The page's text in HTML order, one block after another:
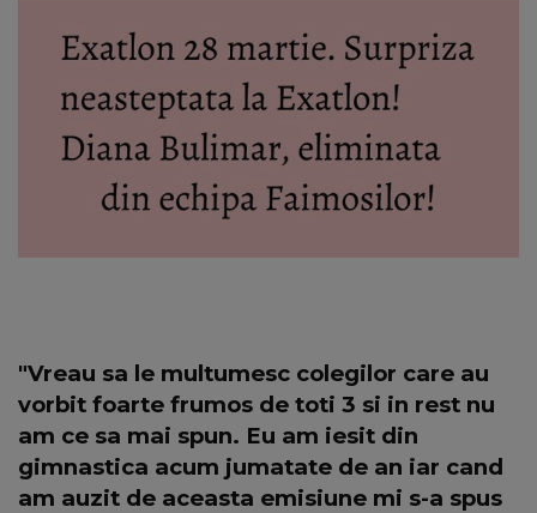
"Vreau sa le multumesc colegilor care au
vorbit foarte frumos de toti 3 si in rest nu
am ce sa mai spun. Eu am iesit din
gimnastica acum jumatate de an iar cand
am auzit de aceasta emisiune mi s-a spus